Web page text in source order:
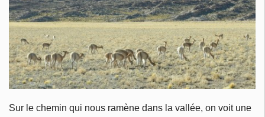
Sur le chemin qui nous ramène dans la vallée, on voit une